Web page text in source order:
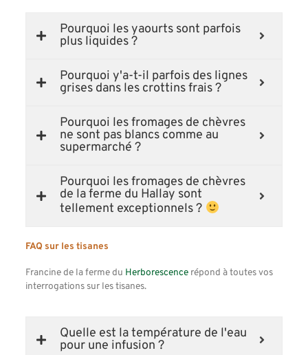
Pourquoi les yaourts sont parfois
plus liquides ?
Pourquoi y'a-t-il parfois des lignes
grises dans les crottins frais ?
Pourquoi les fromages de chèvres
ne sont pas blancs comme au
supermarché ?
Pourquoi les fromages de chèvres
de la ferme du Hallay sont
tellement exceptionnels ?
FAQ sur les tisanes
Francine de la ferme du Herborescence répond à toutes vos
interrogations sur les tisanes.
Quelle est la température de l'eau
pour une infusion ?